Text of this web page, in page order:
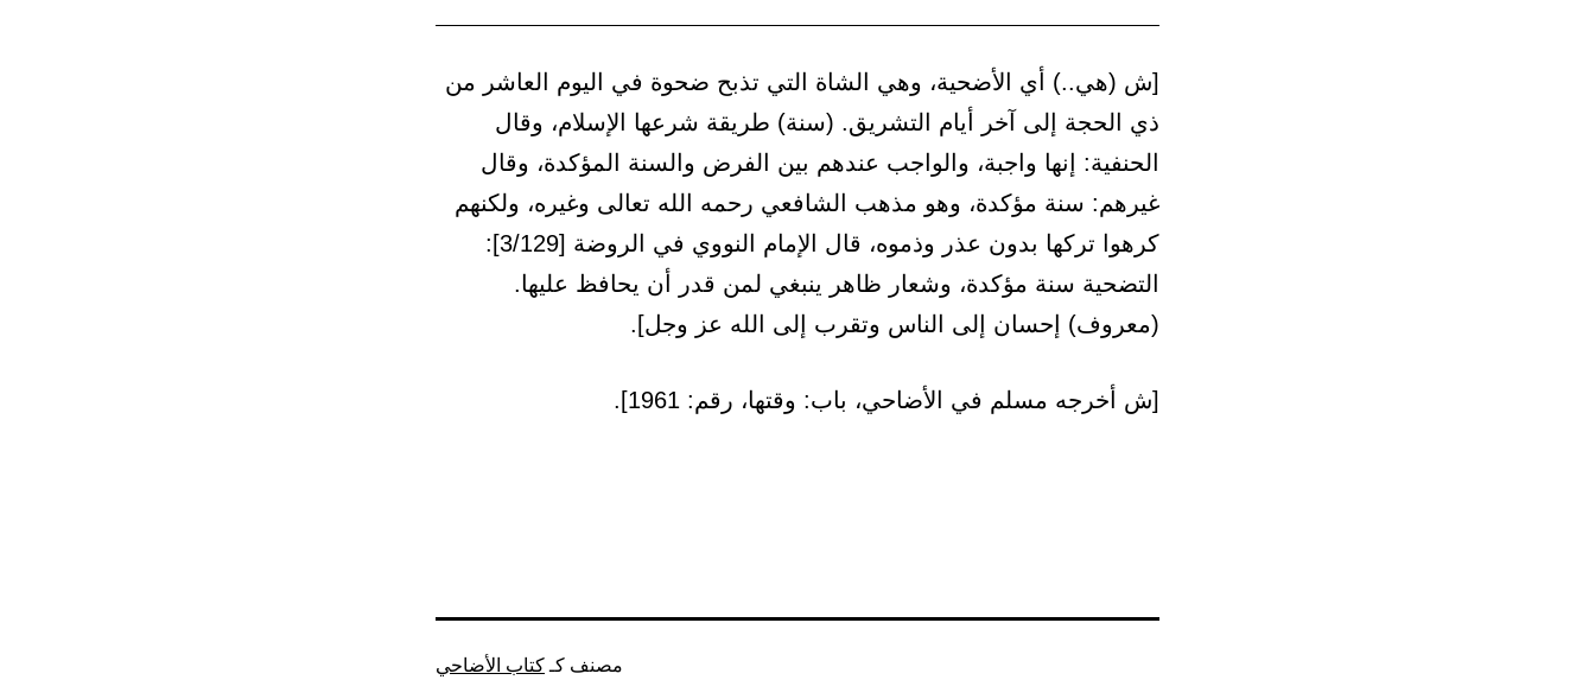
[ش (هي..) أي الأضحية، وهي الشاة التي تذبح ضحوة في اليوم العاشر من
ذي الحجة إلى آخر أيام التشريق. (سنة) طريقة شرعها الإسلام، وقال
الحنفية: إنها واجبة، والواجب عندهم بين الفرض والسنة المؤكدة، وقال
غيرهم: سنة مؤكدة، وهو مذهب الشافعي رحمه الله تعالى وغيره، ولكنهم
كرهوا تركها بدون عذر وذموه، قال الإمام النووي في الروضة [3/129]:
التضحية سنة مؤكدة، وشعار ظاهر ينبغي لمن قدر أن يحافظ عليها.
(معروف) إحسان إلى الناس وتقرب إلى الله عز وجل].
[ش أخرجه مسلم في الأضاحي، باب: وقتها، رقم: 1961].
مصنف كـ كتاب الأضاحي